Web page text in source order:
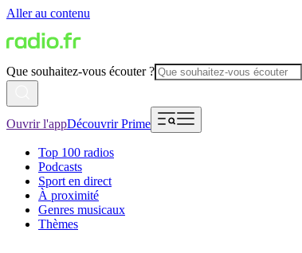
Aller au contenu
Que souhaitez-vous écouter ?
Ouvrir l'appDécouvrir Prime
Top 100 radios
Podcasts
Sport en direct
À proximité
Genres musicaux
Thèmes